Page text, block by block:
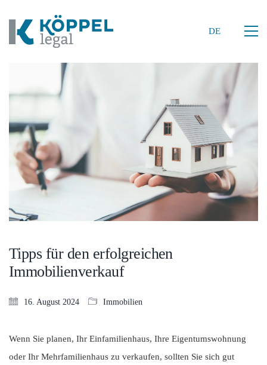
DE
DE
Tipps für den erfolgreichen
Immobilienverkauf
16. August 2024 Immobilien
Wenn Sie planen, Ihr Einfamilienhaus, Ihre Eigentumswohnung
oder Ihr Mehrfamilienhaus zu verkaufen, sollten Sie sich gut